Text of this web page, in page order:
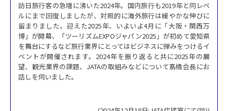
訪日旅行客の急増に沸いた2024年。国内旅行も2019年と同レベ
ルにまで回復しましたが、対照的に海外旅行は緩やかな伸びに
留まりました。迎えた2025年、いよいよ4月に「大阪・関西万
博」が開幕、「ツーリズムEXPOジャパン2025」が初めて愛知県
を舞台にするなど旅行業界にとってはビジネスに弾みをつけるイ
ベントが開催されます。2024年を振り返ると共に2025年の展
望、観光業界の課題、JATAの取組みなどについて髙橋会長にお
話しを伺いました。